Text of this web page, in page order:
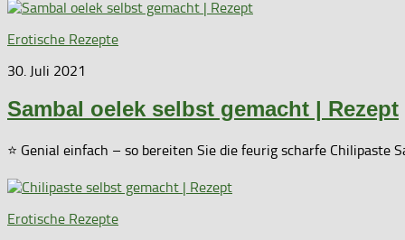
Erotische Rezepte
30. Juli 2021
Sambal oelek selbst gemacht | Rezept
⭐ Genial einfach – so bereiten Sie die feurig scharfe Chilipaste
Erotische Rezepte